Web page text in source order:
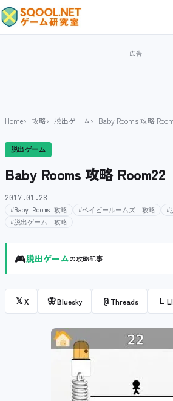
Home 攻略 脱出ゲーム Baby Rooms 攻略
脱出ゲーム
Baby Rooms 攻略 Room22
2017.01.28
#Baby Rooms 攻略 #ベイビールームズ 攻略
#
#脱出ゲーム 攻略
🎮脱出ゲームの攻略記事
𝕏X 🦋Bluesky @ Threads L